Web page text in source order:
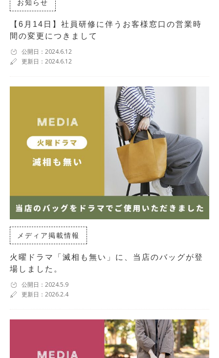
お知らせ
【6月14日】社員研修に伴うお客様窓口の営業時
間の変更につきまして
公開日：2024.6.12
更新日：2024.6.12
メディア掲載情報
火曜ドラマ「滅相も無い」に、当店のバッグが登
場しました。
公開日：2024.5.9
更新日：2026.2.4